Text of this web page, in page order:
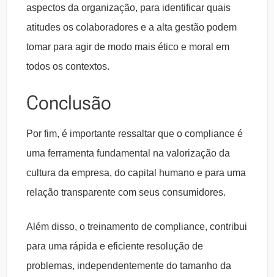
aspectos da organização, para identificar quais
atitudes os colaboradores e a alta gestão podem
tomar para agir de modo mais ético e moral em
todos os contextos.
Conclusão
Por fim, é importante ressaltar que o compliance é
uma ferramenta fundamental na valorização da
cultura da empresa, do capital humano e para uma
relação transparente com seus consumidores.
Além disso, o treinamento de compliance, contribui
para uma rápida e eficiente resolução de
problemas, independentemente do tamanho da